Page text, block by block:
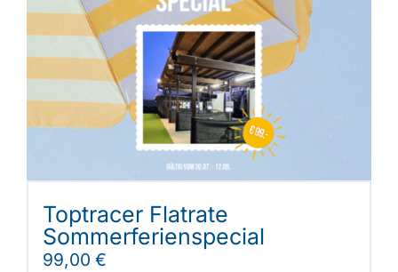
Toptracer Flatrate
Sommerferienspecial
99,00 €